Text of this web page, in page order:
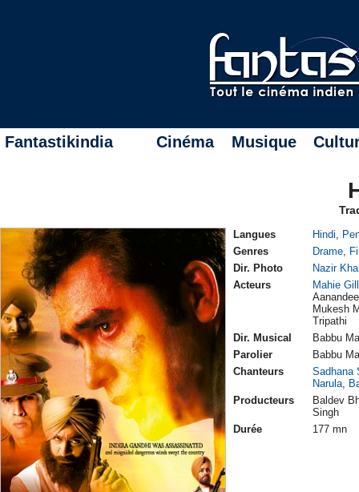
Fantastikindia Cinéma Musique
Langues Hindi
Genres
Drame
Dir. Photo
Nazir
Acteurs
Mahie Gill
Mukesh
Tripathi
Dir. Musical
Babbu
Parolier
Babbu
Chanteurs
Sadhana
Narula
Producteurs
Baldev
Singh
Durée
177 mn